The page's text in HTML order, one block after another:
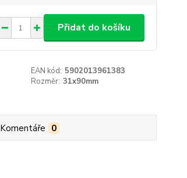
Přidat do košíku
EAN kód: 5902013961383
Rozměr: 31x90mm
Komentáře 0